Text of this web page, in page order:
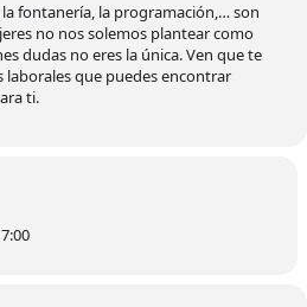
fontanería, la programación,… son
no nos solemos plantear como
dudas no eres la única. Ven que te
que puedes encontrar
ti.